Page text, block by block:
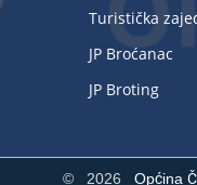
Turistička
JP Broćanac
JP Broting
© 2026 Općina